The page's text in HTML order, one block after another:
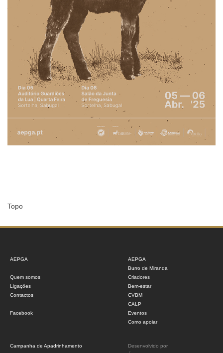
Topo
AEPGA
Quem somos
Ligações
Contactos
Facebook
AEPGA
Burro de Miranda
Criadores
Bem-estar
CVBM
CALP
Eventos
Como apoiar
Campanha de Apadrinhamento
Desenvolvido por